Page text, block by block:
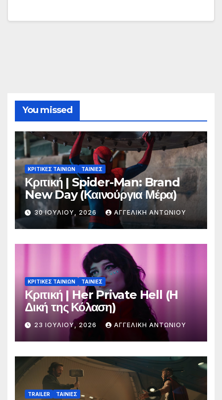
You missed
ΚΡΙΤΙΚΕΣ ΤΑΙΝΙΩΝ ΤΑΙΝΙΕΣ
Κριτική | Spider-Man: Brand
New Day (Καινούργια Μέρα)
30 ΙΟΥΛΊΟΥ, 2026 ΑΓΓΕΛΙΚΉ ΑΝΤΩΝΊΟΥ
ΚΡΙΤΙΚΕΣ ΤΑΙΝΙΩΝ ΤΑΙΝΙΕΣ
Κριτική | Her Private Hell (H
Δική της Κόλαση)
23 ΙΟΥΛΊΟΥ, 2026 ΑΓΓΕΛΙΚΉ ΑΝΤΩΝΊΟΥ
TRAILER ΤΑΙΝΙΕΣ